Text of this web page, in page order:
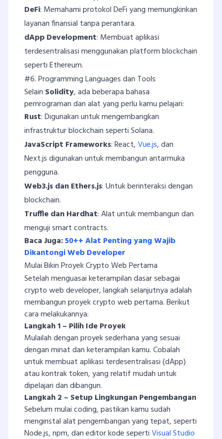
DeFi: Memahami protokol DeFi yang memungkinkan
layanan finansial tanpa perantara.
dApp Development: Membuat aplikasi
terdesentralisasi menggunakan platform blockchain
seperti Ethereum.
#6. Programming Languages dan Tools
Selain Solidity, ada beberapa bahasa
pemrograman dan alat yang perlu kamu pelajari:
Rust: Digunakan untuk mengembangkan
infrastruktur blockchain seperti Solana.
JavaScript Frameworks: React,Vue.js, dan
Next.js digunakan untuk membangun antarmuka
pengguna.
Web3.js dan Ethers.js: Untuk berinteraksi dengan
blockchain.
Truffle dan Hardhat: Alat untuk membangun dan
menguji smart contracts.
Baca Juga:50++ Alat Penting yang Wajib
Dikantongi Web Developer
Mulai Bikin Proyek Crypto Web Pertama
Setelah menguasai keterampilan dasar sebagai
crypto web developer, langkah selanjutnya adalah
membangun proyek crypto web pertama. Berikut
cara melakukannya:
Langkah 1 – Pilih Ide Proyek
Mulailah dengan proyek sederhana yang sesuai
dengan minat dan keterampilan kamu. Cobalah
untuk membuat aplikasi terdesentralisasi (dApp)
atau kontrak token, yang relatif mudah untuk
dipelajari dan dibangun.
Langkah 2 – Setup Lingkungan Pengembangan
Sebelum mulai coding, pastikan kamu sudah
menginstal alat pengembangan yang tepat, seperti
Node.js, npm, dan editor kode sepertiVisual Studio